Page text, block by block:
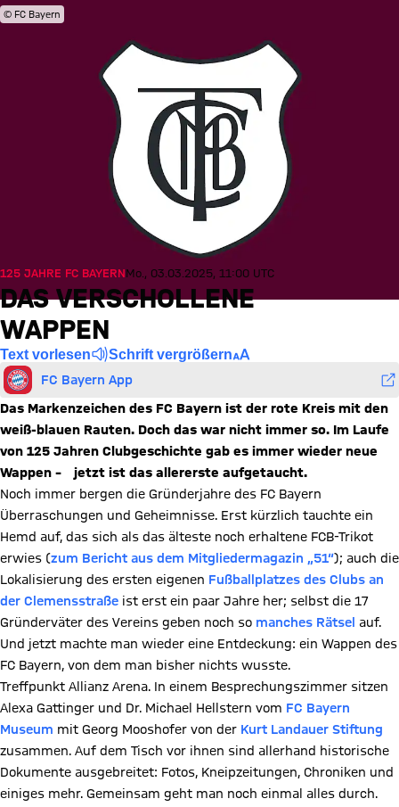
© FC Bayern
125 JAHRE FC BAYERNMo., 03.03.2025, 11:00 UTC
DAS VERSCHOLLENE
WAPPEN
Text vorlesen Schrift vergrößern
FC Bayern App
Das Markenzeichen des FC Bayern ist der rote Kreis mit den
weiß-blauen Rauten. Doch das war nicht immer so. Im Laufe
von 125 Jahren Clubgeschichte gab es immer wieder neue
Wappen –
jetzt ist das allererste aufgetaucht.
Noch immer bergen die Gründerjahre des FC Bayern
Überraschungen und Geheimnisse. Erst kürzlich tauchte ein
Hemd auf, das sich als das älteste noch erhaltene FCB-Trikot
erwies (zum Bericht aus dem Mitgliedermagazin „51“); auch die
Lokalisierung des ersten eigenen Fußballplatzes des Clubs an
der Clemensstraße ist erst ein paar Jahre her; selbst die 17
Gründerväter des Vereins geben noch so manches Rätsel auf.
Und jetzt machte man wieder eine Entdeckung: ein Wappen des
FC Bayern, von dem man bisher nichts wusste.
Treffpunkt Allianz Arena. In einem Besprechungszimmer sitzen
Alexa Gattinger und Dr. Michael Hellstern vom FC Bayern
Museum mit Georg Mooshofer von der Kurt Landauer Stiftung
zusammen. Auf dem Tisch vor ihnen sind allerhand historische
Dokumente ausgebreitet: Fotos, Kneipzeitungen, Chroniken und
einiges mehr. Gemeinsam geht man noch einmal alles durch.